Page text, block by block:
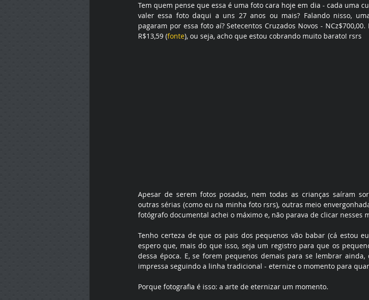
Tem quem pense que essa é uma foto cara hoje em dia - cada uma
valer essa foto daqui a uns 27 anos ou mais? Falando nisso,
pagaram por essa foto aí? Setecentos Cruzados Novos -
R$13,59 (fonte), ou seja, acho que estou cobrando muito barato! rsrs
Apesar de serem fotos posadas, nem todas as crianças saíram
outras sérias (como eu na minha foto rsrs), outras meio
fotógrafo documental achei o máximo e, não parava de clicar nesses
Tenho certeza de que os pais dos pequenos vão babar (cá estou
espero que, mais do que isso, seja um registro para que os
dessa época. E, se forem pequenos demais para se lembrar
impressa seguindo a linha tradicional - eternize o momento para
Porque fotografia é isso: a arte de eternizar um momento.